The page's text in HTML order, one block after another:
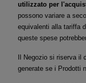
utilizzato per
possono variare a
equivalenti alla tariffa
queste spese
Il Negozio si riserva il
generate se i Prodotti